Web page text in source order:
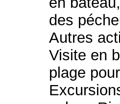
des
Autres
Visite en
plage